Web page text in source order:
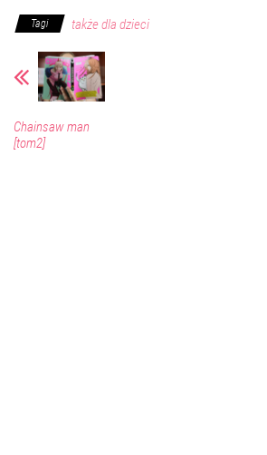
Tagi także dla dzieci
Chainsaw man
[tom2]